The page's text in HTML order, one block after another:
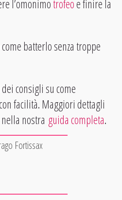
l’omonimotrofeoe finire la
batterlo senza troppe
consigli su come
facilità. Maggiori dettagli
nostra guida completa.
Fortissax